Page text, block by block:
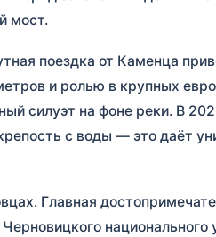
мост.
поездка от Каменца
и ролью в крупных
силуэт на фоне реки. В
с воды — это даёт
Главная
национального